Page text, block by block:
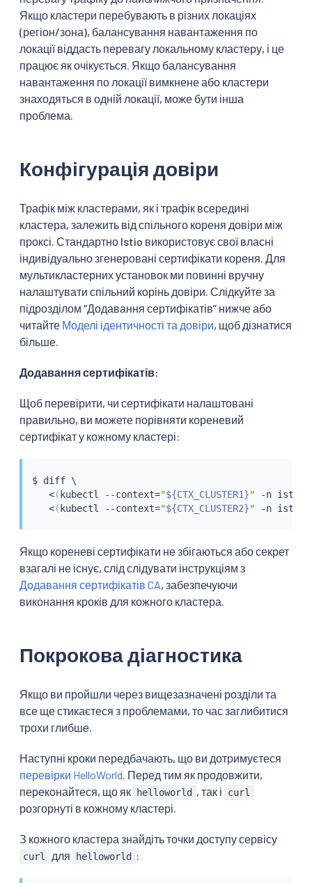
Якщо кластери перебувають в різних локаціях
(регіон/зона), балансування навантаження по
локації віддасть перевагу локальному кластеру, і це
працює як очікується. Якщо балансування
навантаження по локації вимкнене або кластери
знаходяться в одній локації, може бути інша
проблема.
Конфігурація довіри
Трафік між кластерами, як і трафік всередині
кластера, залежить від спільного кореня довіри між
проксі. Стандартно Istio використовує свої власні
індивідуально згенеровані сертифікати кореня. Для
мультикластерних установок ми повинні вручну
налаштувати спільний корінь довіри. Слідкуйте за
підрозділом “Додавання сертифікатів” нижче або
читайте Моделі ідентичності та довіри, щоб дізнатися
більше.
Додавання сертифікатів:
Щоб перевірити, чи сертифікати налаштовані
правильно, ви можете порівняти кореневий
сертифікат у кожному кластері:
$ diff \
<( kubectl --context="${CTX_CLUSTER1}" -n istio-
<( kubectl --context="${CTX_CLUSTER2}" -n istio-
Якщо кореневі сертифікати не збігаються або секрет
взагалі не існує, слід слідувати інструкціям з
Додавання сертифікатів CA, забезпечуючи
виконання кроків для кожного кластера.
Покрокова діагностика
Якщо ви пройшли через вищезазначені розділи та
все ще стикаєтеся з проблемами, то час заглибитися
трохи глибше.
Наступні кроки передбачають, що ви дотримуєтеся
перевірки HelloWorld. Перед тим як продовжити,
переконайтеся, що як
helloworld , так і curl
розгорнуті в кожному кластері.
З кожного кластера знайдіть точки доступу сервісу
curl для helloworld :